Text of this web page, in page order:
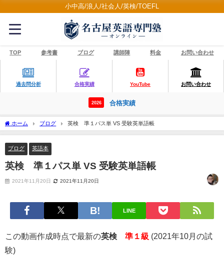
小中高/浪人/社会人/英検/TOEFL
TOP 参考書 ブログ 講師陣 料金 お問い合わせ
過去問分析 合格実績 YouTube お問い合わせ
2026 合格実績
ホーム ブログ 英検®準１パス単 VS 受験英単語帳
ブログ 英語本
英検®準１パス単 VS 受験英単語帳
2021年11月20日 2021年11月20日
LINE
この動画作成時点で最新の英検® 準１級 (2021年10月の試
験)